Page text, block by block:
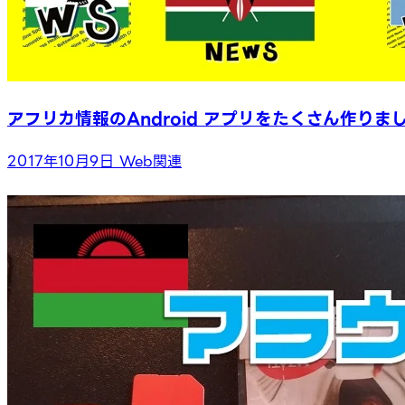
アフリカ情報のAndroid アプリをたくさん作りま
2017年10月9日 Web関連